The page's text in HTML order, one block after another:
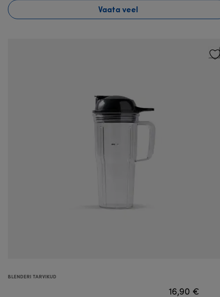
Vaata veel
BLENDERI TARVIKUD
16,90 €